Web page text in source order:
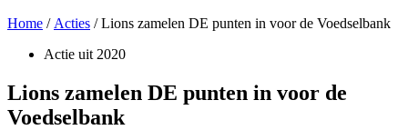
Home / Acties / Lions zamelen DE punten in voor de Voedselbank
Actie uit 2020
Lions zamelen DE punten in voor de
Voedselbank